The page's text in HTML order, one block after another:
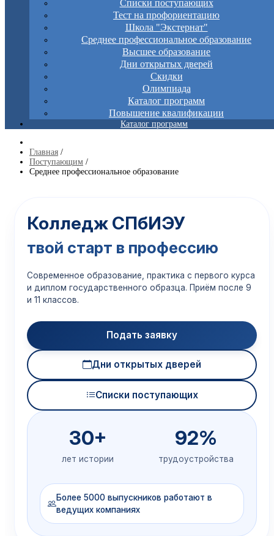
Списки поступающих
Тест на профориентацию
Школа "Экстернат"
Среднее профессиональное образование
Высшее образование
Дни открытых дверей
Скидки
Олимпиада
Каталог программ
Повышение квалификации
Каталог программ
Главная /
Поступающим /
Среднее профессиональное образование
Колледж СПбИЭУ
твой старт в профессию
Современное образование, практика с первого курса
и диплом государственного образца. Приём после 9
и 11 классов.
Подать заявку
Дни открытых дверей
Списки поступающих
30+
лет истории
92%
трудоустройства
Более 5000 выпускников работают в
ведущих компаниях